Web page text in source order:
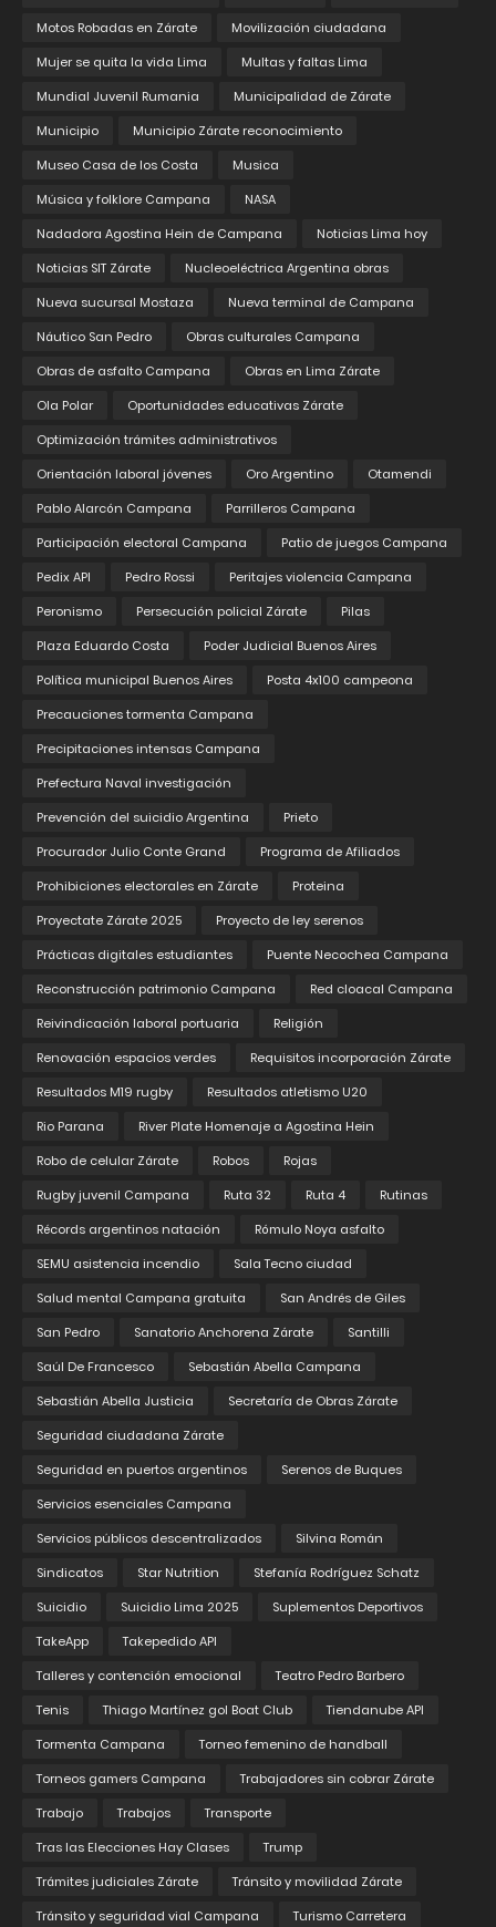
Motos Robadas en Zárate
Movilización ciudadana
Mujer se quita la vida Lima
Multas y faltas Lima
Mundial Juvenil Rumania
Municipalidad de Zárate
Municipio
Municipio Zárate reconocimiento
Museo Casa de los Costa
Musica
Música y folklore Campana
NASA
Nadadora Agostina Hein de Campana
Noticias Lima hoy
Noticias SIT Zárate
Nucleoeléctrica Argentina obras
Nueva sucursal Mostaza
Nueva terminal de Campana
Náutico San Pedro
Obras culturales Campana
Obras de asfalto Campana
Obras en Lima Zárate
Ola Polar
Oportunidades educativas Zárate
Optimización trámites administrativos
Orientación laboral jóvenes
Oro Argentino
Otamendi
Pablo Alarcón Campana
Parrilleros Campana
Participación electoral Campana
Patio de juegos Campana
Pedix API
Pedro Rossi
Peritajes violencia Campana
Peronismo
Persecución policial Zárate
Pilas
Plaza Eduardo Costa
Poder Judicial Buenos Aires
Política municipal Buenos Aires
Posta 4x100 campeona
Precauciones tormenta Campana
Precipitaciones intensas Campana
Prefectura Naval investigación
Prevención del suicidio Argentina
Prieto
Procurador Julio Conte Grand
Programa de Afiliados
Prohibiciones electorales en Zárate
Proteina
Proyectate Zárate 2025
Proyecto de ley serenos
Prácticas digitales estudiantes
Puente Necochea Campana
Reconstrucción patrimonio Campana
Red cloacal Campana
Reivindicación laboral portuaria
Religión
Renovación espacios verdes
Requisitos incorporación Zárate
Resultados M19 rugby
Resultados atletismo U20
Rio Parana
River Plate Homenaje a Agostina Hein
Robo de celular Zárate
Robos
Rojas
Rugby juvenil Campana
Ruta 32 Ruta 4
Rutinas
Récords argentinos natación
Rómulo Noya asfalto
SEMU asistencia incendio
Sala Tecno ciudad
Salud mental Campana gratuita
San Andrés de Giles
San Pedro
Sanatorio Anchorena Zárate
Santilli
Saúl De Francesco
Sebastián Abella Campana
Sebastián Abella Justicia
Secretaría de Obras Zárate
Seguridad ciudadana Zárate
Seguridad en puertos argentinos
Serenos de Buques
Servicios esenciales Campana
Servicios públicos descentralizados
Silvina Román
Sindicatos
Star Nutrition
Stefanía Rodríguez Schatz
Suicidio
Suicidio Lima 2025
Suplementos Deportivos
TakeApp
Takepedido API
Talleres y contención emocional
Teatro Pedro Barbero
Tenis
Thiago Martínez gol Boat Club
Tiendanube API
Tormenta Campana
Torneo femenino de handball
Torneos gamers Campana
Trabajadores sin cobrar Zárate
Trabajo
Trabajos
Transporte
Tras las Elecciones Hay Clases
Trump
Trámites judiciales Zárate
Tránsito y movilidad Zárate
Tránsito y seguridad vial Campana
Turismo Carretera